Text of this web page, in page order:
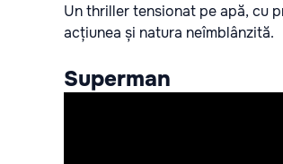
Un thriller tensionat pe apă, cu
acțiunea și natura neîmblânzită.
Superman